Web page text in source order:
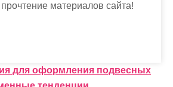
материалов сайта!
для оформления подвесных